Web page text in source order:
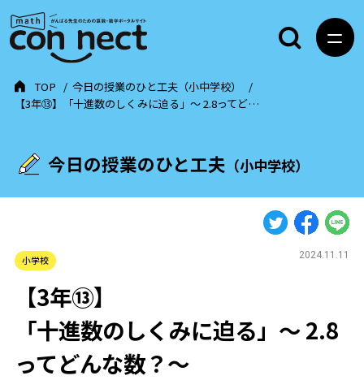
今日の授業のひと工夫 （小中学校）
TOP
今日の授業のひと工夫（小中学校）
【3年⑬】「十進数のしくみに迫る」～ 2.8ってど…
小学校 2024.11.11
【3年⑬】
「十進数のしくみに迫る」～ 2.8
ってどんな数？～